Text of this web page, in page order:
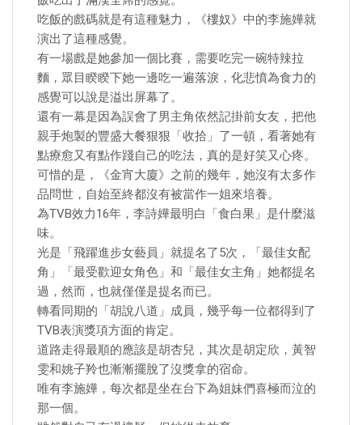
吃飯的戲碼就是有這種魅力，《樓奴》中的李施嬅就
演出了這種感覺。
有一場戲是她參加一個比賽，需要吃完一碗特辣拉
麵，眾目睽睽下她一邊吃一遍落淚，化悲憤為食力的
感覺可以說是溢出屏幕了。
還有一幕是因為誤會了男主角依然記掛前女友，把他
親手炮製的豐盛大餐狠狠「收拾」了一頓，看著她有
點療愈又有點作踐自己的吃法，真的是好笑又心疼。
可惜的是，《金宵大廈》之前的幾年，她沒有太多作
品問世，自始至終都沒有被當作一姐來培養。
為TVB效力16年，李詩嬅最明白「食白果」是什麼滋
味。
光是「飛躍進步女藝員」就提名了5次，「最佳女配
角」「最受歡迎女角色」和「最佳女主角」她都提名
過，然而，也就僅僅是提名而已。
轉看同期的「胡說八道」成員，幾乎每一位都得到了
TVB表演獎項方面的肯定。
道路走得最順的應該是胡杏兒，其次是胡定欣，黃智
雯和姚子羚也漸漸擺脫了沒獎拿的宿命。
唯有李施嬅，每次都是坐在台下為姐妹們喜極而泣的
那一個。